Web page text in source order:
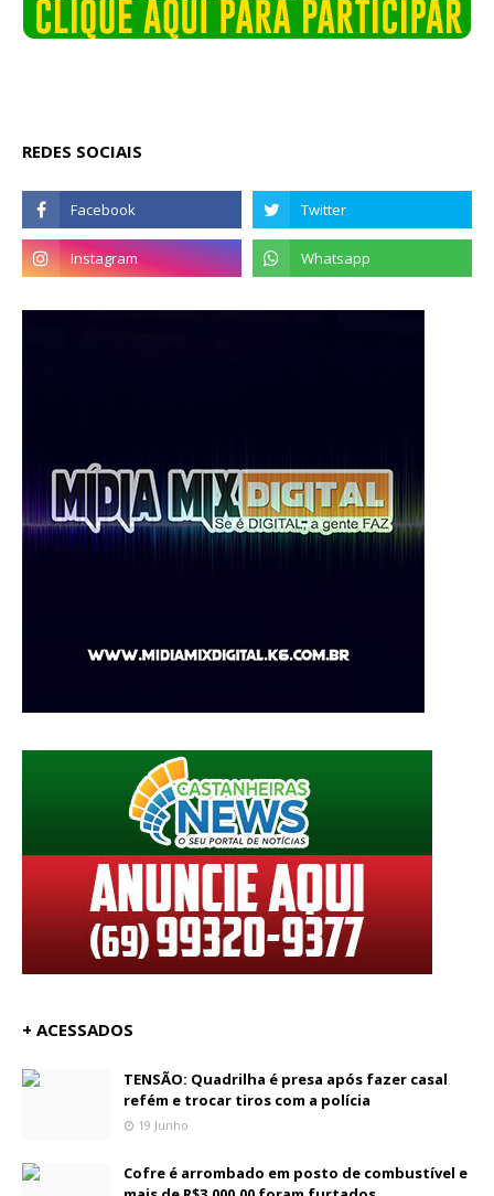
REDES SOCIAIS
+ ACESSADOS
TENSÃO: Quadrilha é presa após fazer casal
refém e trocar tiros com a polícia
19 Junho
Cofre é arrombado em posto de combustível e